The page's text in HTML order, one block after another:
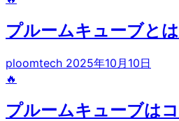
プルームキューブと
ploomtech 2025年10月10日
🔥
プルームキューブは